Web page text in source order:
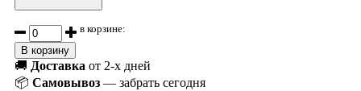
в корзине:
В корзину
🚚 Доставка от 2-х дней
📦 Самовывоз — забрать сегодня